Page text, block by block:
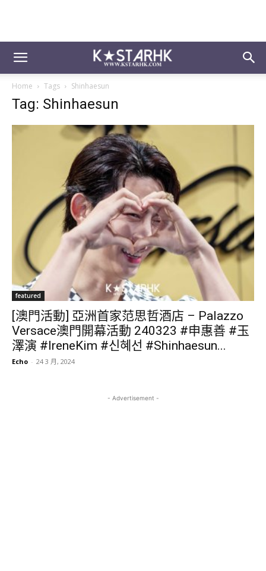
Home Tags Shinhaesun
Tag: Shinhaesun
featured
[澳門活動] 亞洲首家范思哲酒店 – Palazzo
Versace澳門開幕活動 240323 #申惠善 #玉
澤演 #IreneKim #신혜선 #Shinhaesun...
Echo - 24 3 月, 2024
- Advertisement -